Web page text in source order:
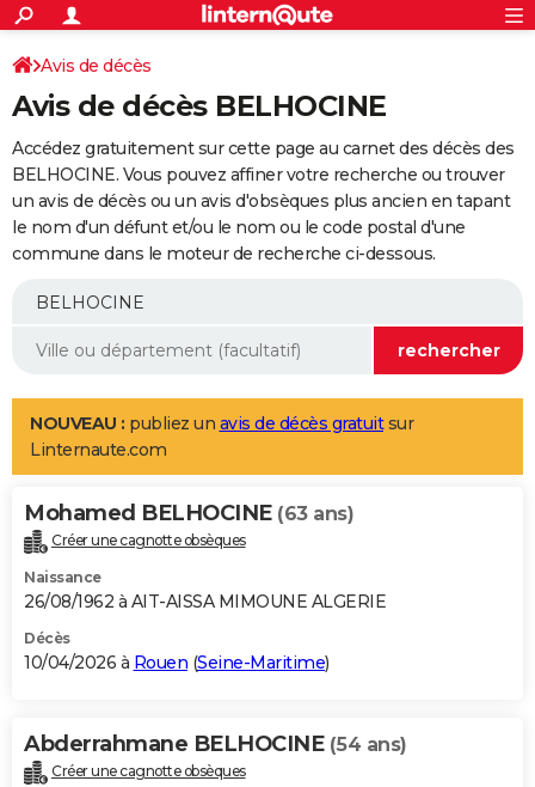
ACTUALITÉS
Politique
Société
Faits Divers
Education
Monde
Villes
+
SPORT
Coupe du monde 2026
Football
Tennis
Cyclisme
Rugby
Forum
Programme TV
TNT
Streaming
Cinéma
Sorties cinéma
Musique
+
FINANCE
Impôts
Immobilier
Risques naturels par ville
Banque
Assurance
Crédit
AUTO
Essais
Réserver un essai
Citadines
Berlines
SUV
Forum auto
+
Mobiles
Meilleur smartphone
Internet
Ordinateurs
Jeux vidéo
Guide high-tech
Aménagement intérieur
LIFESTYLE
Art de vivre
Bien-être
Loisirs
Mode
Modes de vie
Alimentation
Guide de la santé
Maladies
Médicaments
Sommeil
VOYAGE
Destinations
City break
Voyage nature
Voyage de noces
Forum
Climat
+PHOTO
GUIDES D'ACHAT
BONS PLANS
Carte de Noël
Carte Bonne année
Carte Saint-Valentin
Carte Pâques
Carte d'anniversaire
DICTIONNAIRE
Avis de décès
Avis de décès BELHOCINE
Accédez gratuitement sur cette page au carnet des décès des
BELHOCINE. Vous pouvez affiner votre recherche ou trouver
un avis de décès ou un avis d'obsèques plus ancien en tapant
le nom d'un défunt et/ou le nom ou le code postal d'une
commune dans le moteur de recherche ci-dessous.
NOUVEAU : publiez un avis de décès gratuitsur
Linternaute.com
Mohamed BELHOCINE (63 ans)
Créer une cagnotte obsèques
Naissance
26/08/1962 à AIT-AISSA MIMOUNE ALGERIE
Décès
10/04/2026 à Rouen (Seine-Maritime)
Abderrahmane BELHOCINE (54 ans)
Créer une cagnotte obsèques